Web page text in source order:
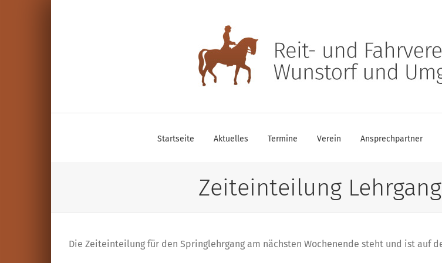
Startseite Aktuelles Termine Verein Ansprechpartner
Zeiteinteilung
Die Zeiteinteilung für den Springlehrgang am nächsten Wochenende steht und ist auf